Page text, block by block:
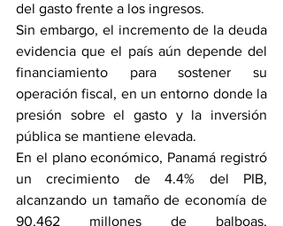
del gasto frente a los ingresos.
Sin embargo, el incremento de la deuda
evidencia que el país aún depende del
financiamiento para sostener su
operación fiscal, en un entorno donde la
presión sobre el gasto y la inversión
pública se mantiene elevada.
En el plano económico, Panamá registró
un crecimiento de 4.4% del PIB,
alcanzando un tamaño de economía de
90,462 millones de balboas,